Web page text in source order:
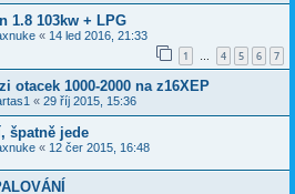
1.8 103kw + LPG
« 14 led 2016, 21:33
1 … 4 5 6 7
otacek 1000-2000 na z16XEP
« 29 říj 2015, 15:36
špatně jede
« 12 čer 2015, 16:48